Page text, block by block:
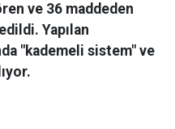
ve 36 maddeden
Yapılan
"kademeli sistem" ve